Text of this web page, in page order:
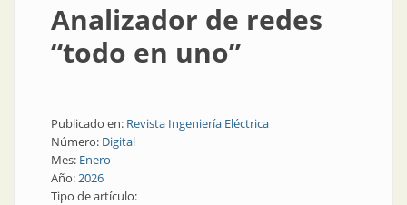
Analizador de redes
“todo en uno”
Publicado en: Revista Ingeniería Eléctrica
Número: Digital
Mes: Enero
Año:2026
Tipo de artículo: